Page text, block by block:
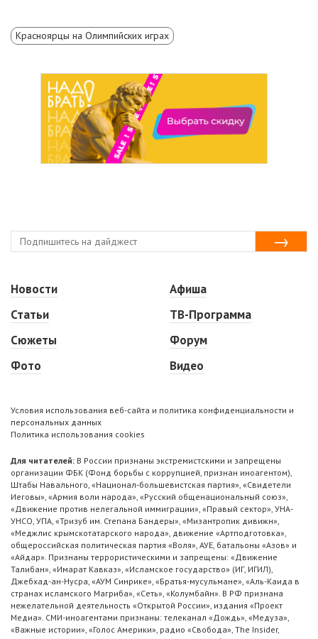
Красноярцы на Олимпийских играх
Новости
Статьи
Сюжеты
Фото
Афиша
ТВ-Программа
Форум
Видео
Условия использования веб-сайта и политика конфиденциальности и
персональных данных
Политика использования cookies
Для читателей: В России признаны экстремистскими и запрещены
организации ФБК (Фонд борьбы с коррупцией, признан иноагентом),
Штабы Навального, «Национал-большевистская партия», «Свидетели
Иеговы», «Армия воли народа», «Русский общенациональный союз»,
«Движение против нелегальной иммиграции», «Правый сектор», УНА-
УНСО, УПА, «Тризуб им. Степана Бандеры», «Мизантропик дивижн»,
«Меджлис крымскотатарского народа», движение «Артподготовка»,
общероссийская политическая партия «Воля», АУЕ, батальоны «Азов» и
«Айдар». Признаны террористическими и запрещены: «Движение
Талибан», «Имарат Кавказ», «Исламское государство» (ИГ, ИГИЛ),
Джебхад-ан-Нусра, «АУМ Синрике», «Братья-мусульмане», «Аль-Каида в
странах исламского Магриба», «Сеть», «Колумбайн». В РФ признана
нежелательной деятельность «Открытой России», издания «Проект
Медиа». СМИ-иноагентами признаны: телеканал «Дождь», «Медуза»,
«Важные истории», «Голос Америки», радио «Свобода», The Insider,